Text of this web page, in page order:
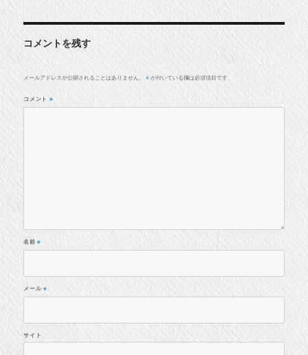
コメントを残す
メールアドレスが公開されることはありません。 ※ が付いている欄は必須項目です
コメント ※
名前※
メール ※
サイト